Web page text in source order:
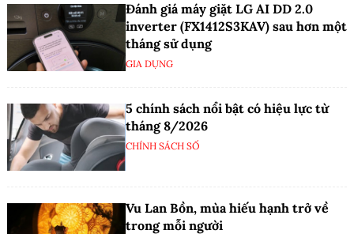
Đánh giá máy giặt LG AI DD 2.0
inverter (FX1412S3KAV) sau hơn một
tháng sử dụng
GIA DỤNG
5 chính sách nổi bật có hiệu lực từ
tháng 8/2026
CHÍNH SÁCH SỐ
Vu Lan Bồn, mùa hiếu hạnh trở về
trong mỗi người